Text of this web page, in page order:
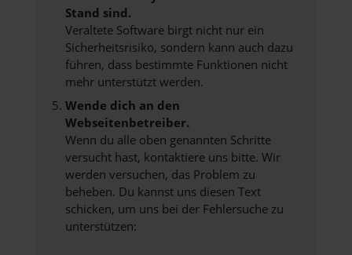
Stand sind.
Veraltete Software birgt nicht nur ein
Sicherheitsrisiko, sondern kann auch dazu
führen, dass bestimmte Funktionen nicht
mehr unterstützt werden.
Wende dich an den
Webseitenbetreiber.
Wenn du alle oben genannten Schritte
versucht hast, kontaktiere uns bitte. Wir
werden versuchen, das Problem zu
beheben. Du kannst uns diesen Text
schicken, um uns bei der Fehlersuche zu
unterstützen: